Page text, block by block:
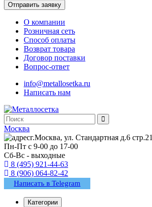
Отправить заявку
О компании
Розничная сеть
Способ оплаты
Возврат товара
Договор поставки
Вопрос-ответ
info@metallosetka.ru
Написать нам
Москва
г.Москва, ул. Стандартная д.6 стр.21
Пн-Пт с 9-00 до 17-00
Сб-Вс - выходные
8 (495) 921-44-63
8 (906) 064-82-42
Написать в Telegram
Категории